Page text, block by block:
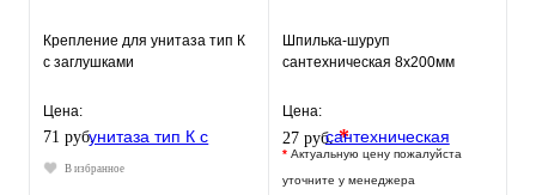
Крепление для унитаза тип К
с заглушками
Цена:
71 руб.
В избранное
Шпилька-шуруп
сантехническая 8х200мм
Цена:
27 руб.*
* Актуальную цену пожалуйста
уточните у менеджера